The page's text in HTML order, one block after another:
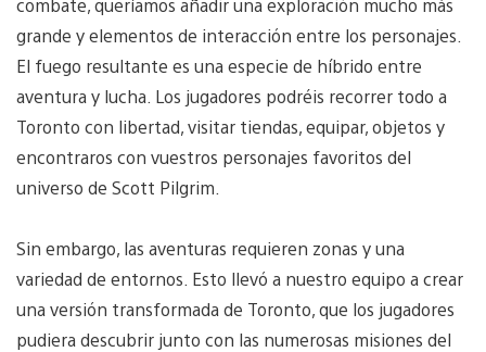
grande y elementos de interacción entre los personajes.
El fuego resultante es una especie de híbrido entre
aventura y lucha. Los jugadores podréis recorrer todo a
Toronto con libertad, visitar tiendas, equipar, objetos y
encontraros con vuestros personajes favoritos del
universo de Scott Pilgrim.
Sin embargo, las aventuras requieren zonas y una
variedad de entornos. Esto llevó a nuestro equipo a crear
una versión transformada de Toronto, que los jugadores
pudiera descubrir junto con las numerosas misiones del